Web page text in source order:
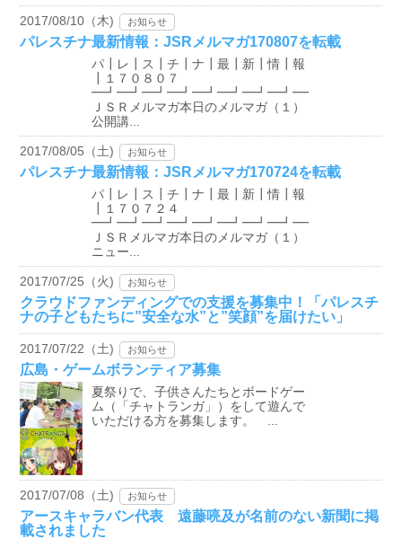
2017/08/10（木) お知らせ
パレスチナ最新情報：JSRメルマガ170807を転載
パ┃レ┃ス┃チ┃ナ┃最┃新┃情┃報
┃１７０８０７
━┛━┛━┛━┛━┛━┛━┛━┛━┛
ＪＳＲメルマガ本日のメルマガ（１）
公開講...
2017/08/05（土) お知らせ
パレスチナ最新情報：JSRメルマガ170724を転載
パ┃レ┃ス┃チ┃ナ┃最┃新┃情┃報
┃１７０７２４
━┛━┛━┛━┛━┛━┛━┛━┛━┛
ＪＳＲメルマガ本日のメルマガ（１）
ニュー...
2017/07/25（火) お知らせ
クラウドファンディングでの支援を募集中！「パレスチ
ナの子どもたちに”安全な水”と”笑顔”を届けたい」
2017/07/22（土) お知らせ
広島・ゲームボランティア募集
夏祭りで、子供さんたちとボードゲー
ム（「チャトランガ」）をして遊んで
いただける方を募集します。 ...
2017/07/08（土) お知らせ
アースキャラバン代表 遠藤喨及が名前のない新聞に掲
載されました